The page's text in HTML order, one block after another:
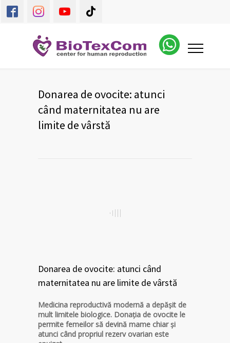
Donarea de ovocite: atunci
când maternitatea nu are
limite de vârstă
Donarea de ovocite: atunci când
maternitatea nu are limite de vârstă
Medicina reproductivă modernă a depășit de
mult limitele biologice. Donația de ovocite le
permite femeilor să devină mame chiar și
atunci când propriul rezerv ovarian este